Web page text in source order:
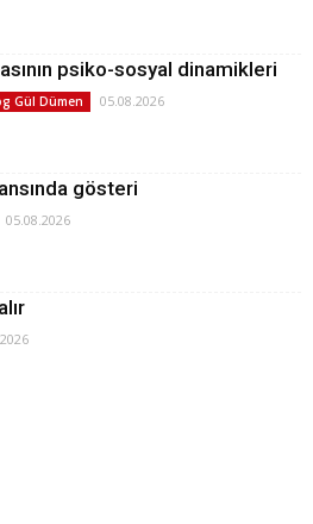
psiko-sosyal dinamikleri
Gül Dümen 05.08.2026
gösteri
05.08.2026